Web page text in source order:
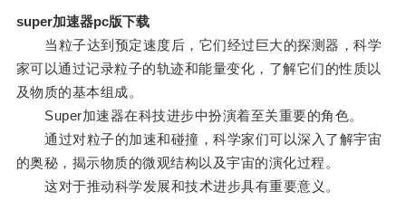
super加速器pc版下载
当粒子达到预定速度后，它们经过巨大的探测器，科学
家可以通过记录粒子的轨迹和能量变化，了解它们的性质以
及物质的基本组成。
Super加速器在科技进步中扮演着至关重要的角色。
通过对粒子的加速和碰撞，科学家们可以深入了解宇宙
的奥秘，揭示物质的微观结构以及宇宙的演化过程。
这对于推动科学发展和技术进步具有重要意义。